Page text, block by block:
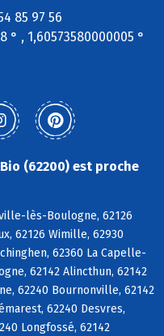
85 97 56
° , 1,60573580000005 °
(62200) est proche
lès-Boulogne, 62126
62126 Wimille, 62930
62360 La Capelle-
62142 Alincthun, 62142
62240 Bournonville, 62142
62240 Desvres,
Longfossé, 62142